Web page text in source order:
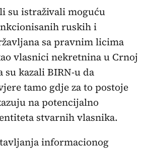
su istraživali moguću
ruskih i
sa pravnim licima
vlasnici nekretnina u Crnoj
su kazali BIRN-u da
tamo gdje za to postoje
na potencijalno
stvarnih vlasnika.
informacionog